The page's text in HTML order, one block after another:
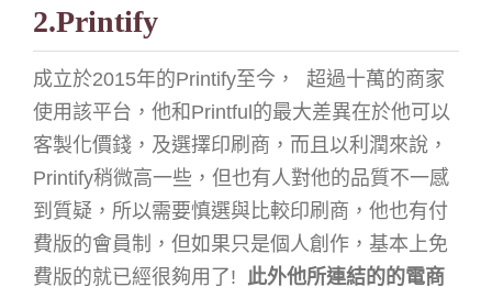
2.Printify
成立於2015年的Printify至今，
超過十萬的商家
使用該平台，他和Printful的最大差異在於他可以
客製化價錢，及選擇印刷商，而且以利潤來說，
Printify稍微高一些，但也有人對他的品質不一感
到質疑，所以需要慎選與比較印刷商，他也有付
費版的會員制，但如果只是個人創作，基本上免
費版的就已經很夠用了! 此外他所連結的的電商